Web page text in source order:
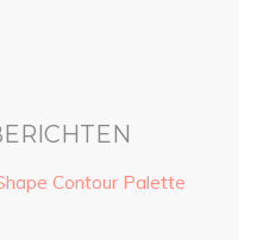
Contour Palette